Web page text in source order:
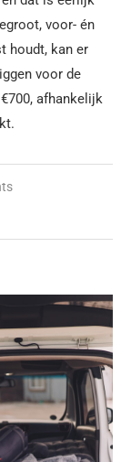
voor- én
houdt, kan er
voor de
afhankelijk